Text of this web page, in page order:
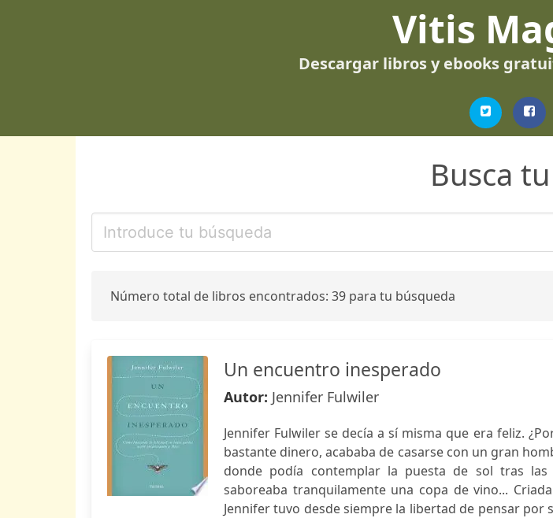
Vitis
Descargar libros y ebooks
Busca
Número total de libros encontrados: 39 para tu búsqueda
Un encuentro inesperado
Autor: Jennifer Fulwiler
Jennifer Fulwiler se decía a sí misma que era feliz.
bastante dinero, acababa de casarse con un gran
donde podía contemplar la puesta de sol tras las
saboreaba tranquilamente una copa de vino...
Jennifer tuvo desde siempre la libertad de pensar por